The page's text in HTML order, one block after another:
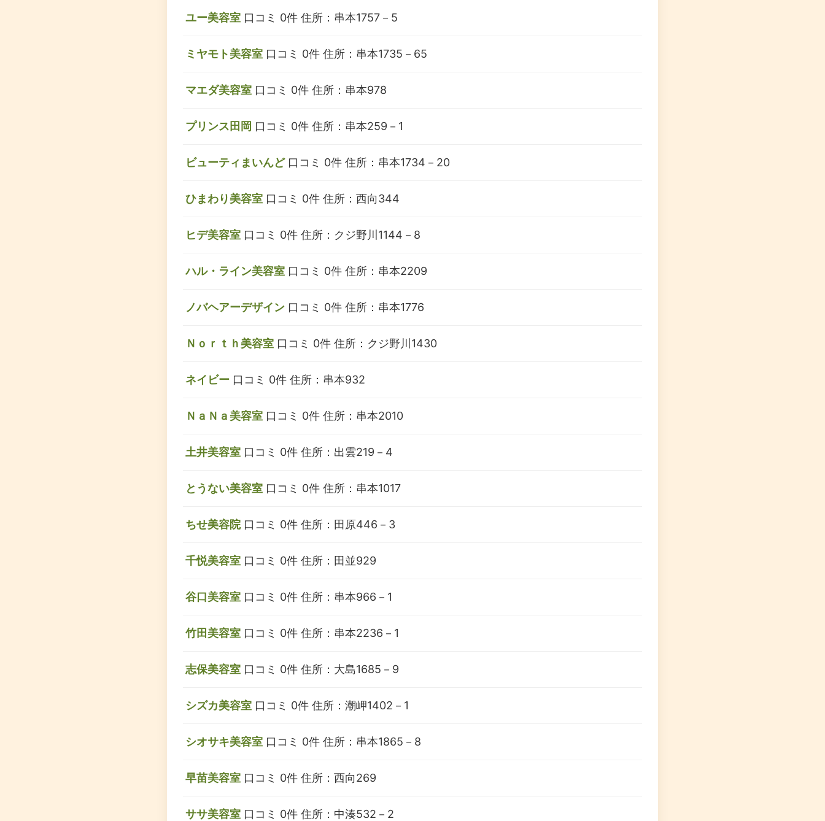
ユー美容室 口コミ 0件 住所：串本1757－5
ミヤモト美容室 口コミ 0件 住所：串本1735－65
マエダ美容室 口コミ 0件 住所：串本978
プリンス田岡 口コミ 0件 住所：串本259－1
ビューティまいんど 口コミ 0件 住所：串本1734－20
ひまわり美容室 口コミ 0件 住所：西向344
ヒデ美容室 口コミ 0件 住所：クジ野川1144－8
ハル・ライン美容室 口コミ 0件 住所：串本2209
ノバヘアーデザイン 口コミ 0件 住所：串本1776
Ｎｏｒｔｈ美容室 口コミ 0件 住所：クジ野川1430
ネイビー 口コミ 0件 住所：串本932
ＮａＮａ美容室 口コミ 0件 住所：串本2010
土井美容室 口コミ 0件 住所：出雲219－4
とうない美容室 口コミ 0件 住所：串本1017
ちせ美容院 口コミ 0件 住所：田原446－3
千悦美容室 口コミ 0件 住所：田並929
谷口美容室 口コミ 0件 住所：串本966－1
竹田美容室 口コミ 0件 住所：串本2236－1
志保美容室 口コミ 0件 住所：大島1685－9
シズカ美容室 口コミ 0件 住所：潮岬1402－1
シオサキ美容室 口コミ 0件 住所：串本1865－8
早苗美容室 口コミ 0件 住所：西向269
ササ美容室 口コミ 0件 住所：中湊532－2